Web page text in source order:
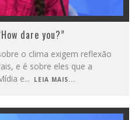
dare you?”
o clima exigem reflexão
e é sobre eles que a
e... LEIA MAIS...